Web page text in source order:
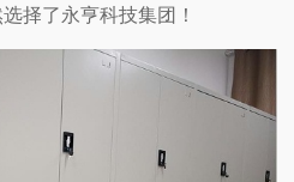
择了永亨科技集团！